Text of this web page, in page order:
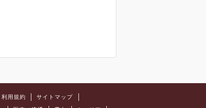
利用規約 サイトマップ